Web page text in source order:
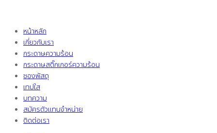
หน้าหลัก
เกี่ยวกับเรา
กระดาษความร้อน
กระดาษสติ๊กเกอร์ความร้อน
ซองพัสดุ
เทปใส
บทความ
สมัครตัวแทนจำหน่าย
ติดต่อเรา